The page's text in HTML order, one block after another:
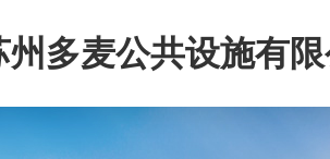
州多麦公共设施有